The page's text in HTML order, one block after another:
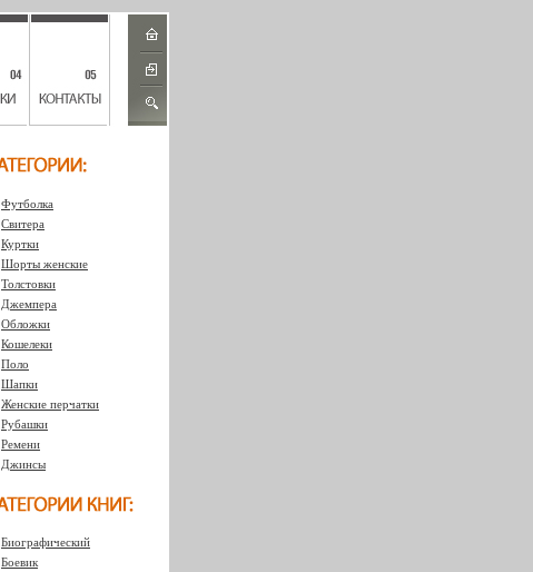
Футболка
Свитера
Куртки
Шорты женские
Толстовки
Джемпера
Обложки
Кошелеки
Поло
Шапки
Женские перчатки
Рубашки
Ремени
Джинсы
Биографический
Боевик